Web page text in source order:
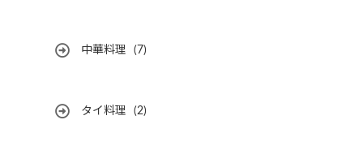
中華料理 (7)
タイ料理 (2)